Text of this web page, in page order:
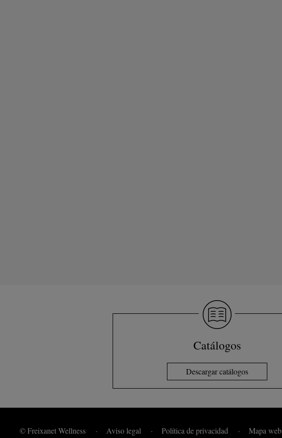
Catálogos
Descargar catálogos
© Freixanet Wellness Aviso legal Política de privacidad Mapa web